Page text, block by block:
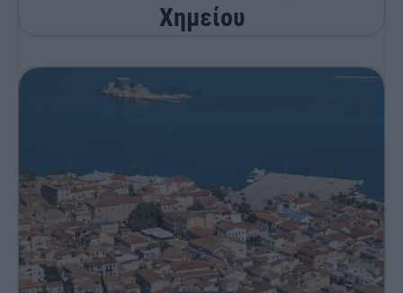
Χημείου